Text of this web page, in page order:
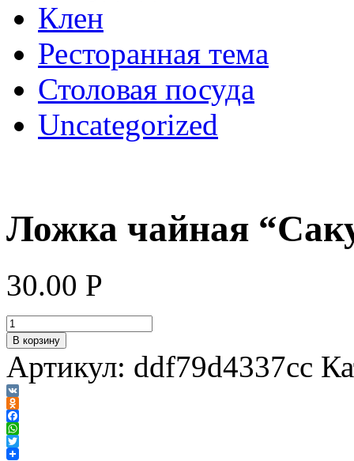
Клен
Ресторанная тема
Столовая посуда
Uncategorized
Ложка чайная
30.00 Р
В корзину
Артикул: ddf79d4337cc
VK
Odnoklassniki
Facebook
WhatsApp
Twitter